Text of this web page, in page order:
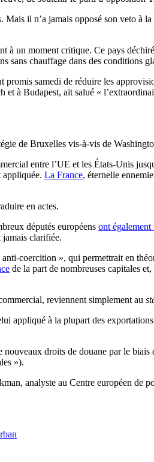
Mais il n’a jamais opposé son veto
un moment critique. Ce pays
sans chauffage dans des conditions
samedi de réduire les
et à Budapest, ait salué «
de Bruxelles vis-à-vis de
entre l’UE et les États-Unis
appliquée. La France, éternelle
en actes.
députés européens ont également
jamais clarifiée.
coercition », qui permettrait en
de la part de nombreuses capitales
reviennent simplement au
appliqué à la plupart des
droits de douane par le
»).
analyste au Centre européen de